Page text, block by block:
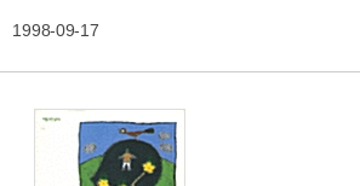
1998-09-17